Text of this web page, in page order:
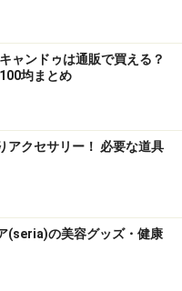
売やカタログ販売はい
います。
販「Can Do（キャンド
め買い向き
販サイトがあります。
ャンドゥは通販で買える？
均まとめ
アクセサリー！ 必要な道具
(seria)の美容グッズ・健康